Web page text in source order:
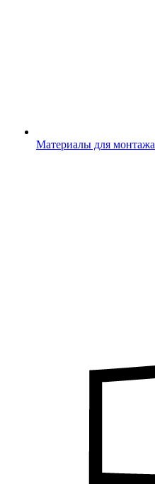
Материалы для монтажа